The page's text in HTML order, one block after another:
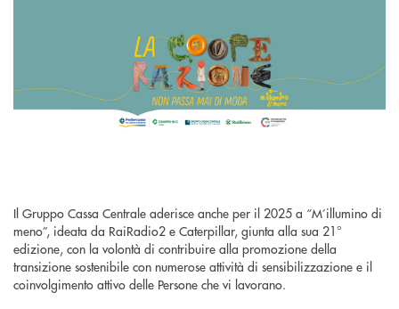
Il Gruppo Cassa Centrale aderisce anche per il 2025 a “M’illumino di
meno”, ideata da RaiRadio2 e Caterpillar, giunta alla sua 21°
edizione, con la volontà di contribuire alla promozione della
transizione sostenibile con numerose attività di sensibilizzazione e il
coinvolgimento attivo delle Persone che vi lavorano.